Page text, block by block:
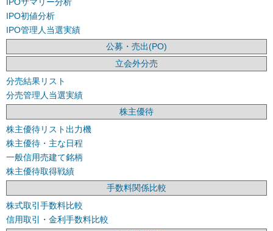
IPO初値分析
IPO管理人当選実績
公募・売出(PO)
立会外分売
分売結果リスト
分売管理人当選実績
株主優待
株主優待リスト出力機
株主優待・主な日程
一般信用売建て銘柄
株主優待取得戦績
手数料関係比較
株式取引手数料比較
信用取引・金利手数料比較